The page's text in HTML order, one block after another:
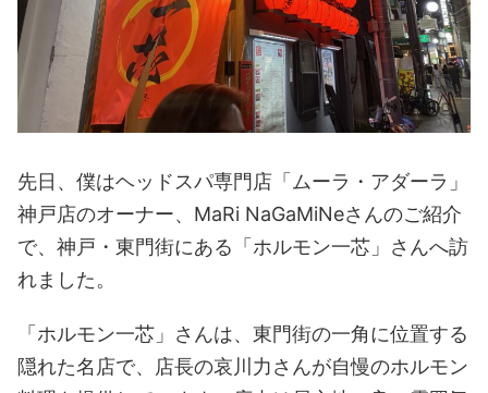
先日、僕はヘッドスパ専門店「ムーラ・アダーラ」
神戸店のオーナー、MaRi NaGaMiNeさんのご紹介
で、神戸・東門街にある「ホルモン一芯」さんへ訪
れました。
「ホルモン一芯」さんは、東門街の一角に位置する
隠れた名店で、店長の哀川力さんが自慢のホルモン